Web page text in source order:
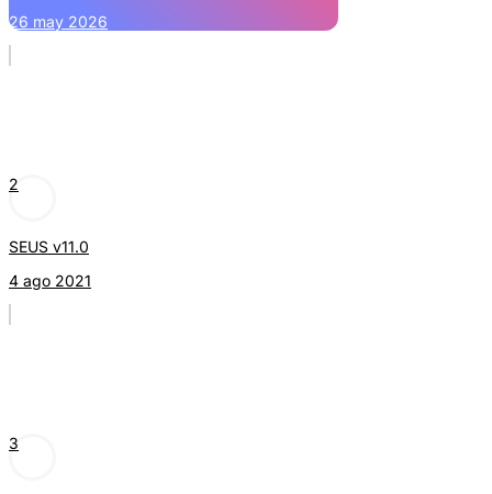
26 may 2026
2
SEUS v11.0
4 ago 2021
3